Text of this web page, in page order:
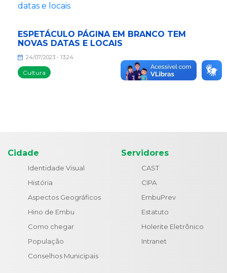
Cultura
ESPETÁCULO PÁGINA EM BRANCO TEM
NOVAS DATAS E LOCAIS
24/07/2023 - 13:24
Cidade
Identidade Visual
História
Aspectos Geográficos
Hino de Embu
Como chegar
População
Conselhos Municipais
Servidores
CAST
CIPA
EmbuPrev
Estatuto
Holerite Eletrônico
Intranet